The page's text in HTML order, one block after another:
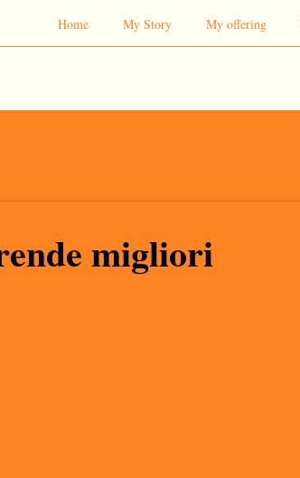
Home My Story My offering
migliori